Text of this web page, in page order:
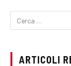
ARTICOLI